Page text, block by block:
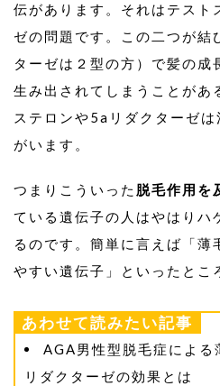
伝があります。それはテスト
ゼの問題です。この二つが結
ターゼは２型の方）で髪の成
生み出されてしまうことがあ
ステロンや5aリダクターゼ
がいます。
つまりこういった 脱毛作用を
ている遺伝子の人はやはりハ
るのです。簡単に言えば「薄
やすい遺伝子」といったとこ
あわせて読みたい記事
AGA男性型脱毛症によ
リダクターゼの効果とは